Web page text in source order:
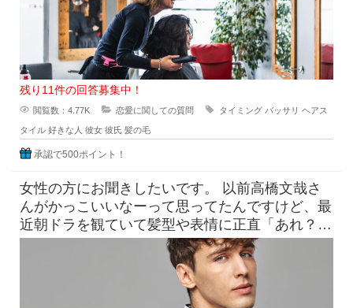
残り11件の回答募集中！
閲覧数：4.77K 恋愛に関しての質問 タイミング バッサリ ヘアス
タイル 好きな人 彼女 彼氏 髪の毛
承認で500ポイント！
女性の方にお聞きしたいです。 以前高橋文哉さ
んがかっこいいなーって思ってたんですけど、最
近朝ドラを観ていて髪型や表情に正直「あれ？こ
んなんだっけ？」みたいにな